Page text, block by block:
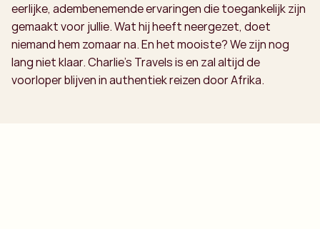
eerlijke, adembenemende ervaringen die toegankelijk zijn
gemaakt voor jullie. Wat hij heeft neergezet, doet
niemand hem zomaar na. En het mooiste? We zijn nog
lang niet klaar. Charlie’s Travels is en zal altijd de
voorloper blijven in authentiek reizen door Afrika.